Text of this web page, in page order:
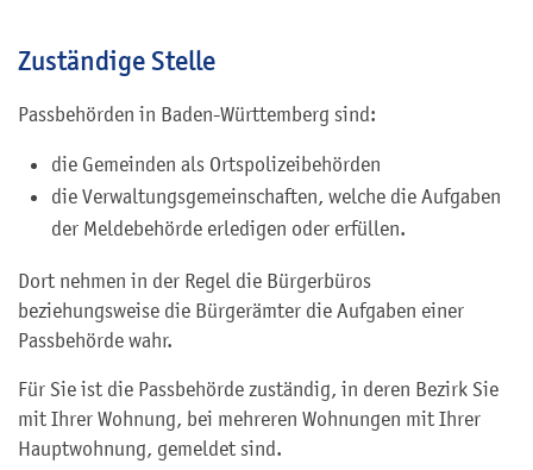
Zuständige Stelle
Passbehörden in Baden-Württemberg sind:
die Gemeinden als Ortspolizeibehörden
die Verwaltungsgemeinschaften, welche die Aufgaben
der Meldebehörde erledigen oder erfüllen.
Dort nehmen in der Regel die Bürgerbüros
beziehungsweise die Bürgerämter die Aufgaben einer
Passbehörde wahr.
Für Sie ist die Passbehörde zuständig, in deren Bezirk Sie
mit Ihrer Wohnung, bei mehreren Wohnungen mit Ihrer
Hauptwohnung, gemeldet sind.